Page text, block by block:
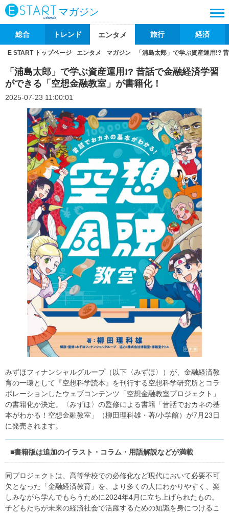
マガジン
総合 トレンド エンタメ 旅行 経済
E START トップページ エンタメ マガジン 「浦島太郎」で学ぶ資産運用!?
「浦島太郎」で学ぶ資産運用!? 昔話で金融経済学習
ができる「空想金融教室」が書籍化！
2025-07-23 11:00:01
みずほフィナンシャルグループ（以下〈みずほ〉）が、金融経済教
育の一環として『空想科学読本』を刊行する空想科学研究所とコラ
ボレーションしたウェブコンテンツ「空想金融教室プロジェクト」
の書籍化か決定。〈みずほ〉の監修による書籍「昔話でおカネの基
本がわかる！空想金融教室」（柳田理科雄・著/小学館）が7月23日
に発売されます。
■書籍版は追加のイラスト・コラム・用語解説などが満載
同プロジェクトは、高等学校での必修化など現代において必要不可
欠となった「金融経済教育」を、より多くの人にわかりやすく、楽
しみながら学んでもらうために2024年4月に立ち上げられたもの。
子どもたちが未来の経済社会で活躍するための知識を身につけるこ